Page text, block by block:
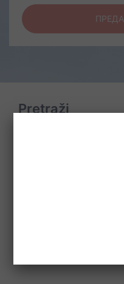
Pretraži